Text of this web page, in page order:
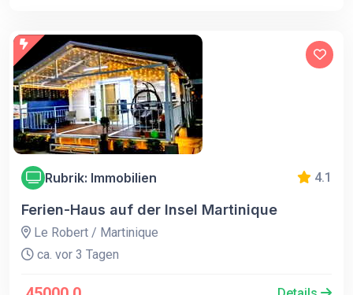
Rubrik: Immobilien 4.1
Ferien-Haus auf der Insel Martinique
Le Robert / Martinique
ca. vor 3 Tagen